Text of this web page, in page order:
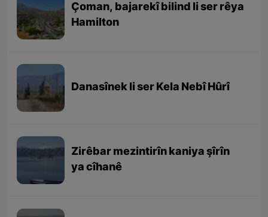
Çoman, bajarekî bilind li ser rêya
Hamilton
Danasînek li ser Kela Nebî Hûrî
Zirêbar mezintirîn kaniya şîrîn
ya cîhanê